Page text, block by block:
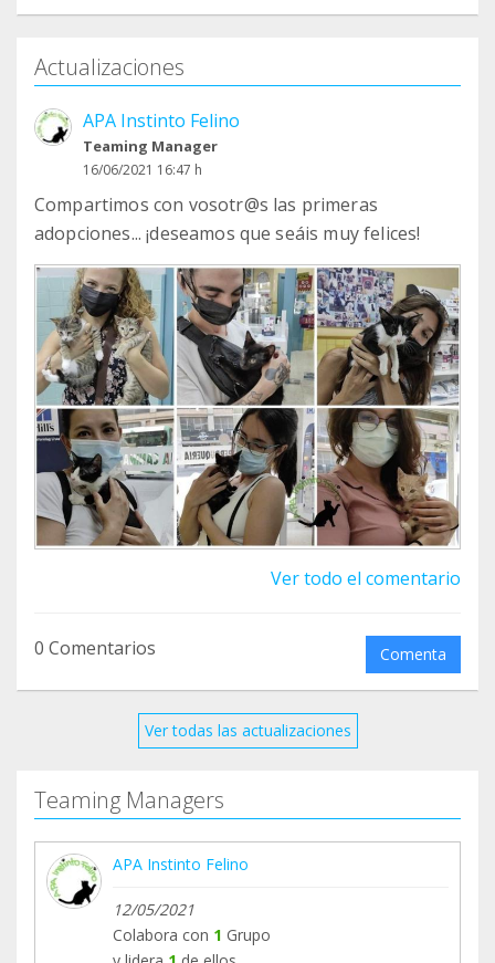
Actualizaciones
APA Instinto Felino
Teaming Manager
16/06/2021 16:47 h
Compartimos con vosotr@s las primeras
adopciones... ¡deseamos que seáis muy felices!
Ver todo el comentario
0 Comentarios Comenta
Ver todas las actualizaciones
Teaming Managers
APA Instinto Felino
12/05/2021
Colabora con 1 Grupo